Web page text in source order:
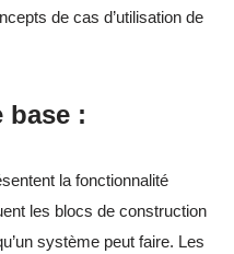
de cas d’utilisation de
base :
la fonctionnalité
les blocs de construction
système peut faire. Les